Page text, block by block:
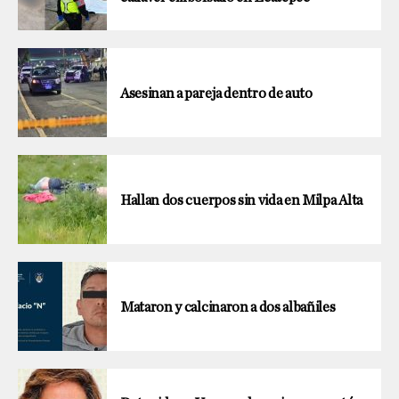
Asesinan a pareja dentro de auto
Hallan dos cuerpos sin vida en Milpa Alta
Mataron y calcinaron a dos albañiles